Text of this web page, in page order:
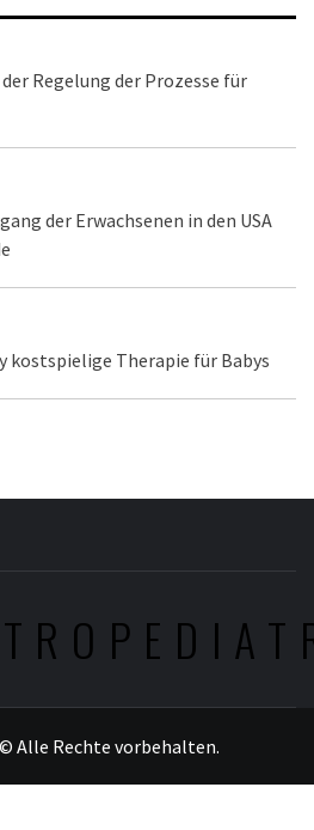
Regelung der Prozesse für
der Erwachsenen in den USA
kostspielige Therapie für Babys
Alle Rechte vorbehalten.